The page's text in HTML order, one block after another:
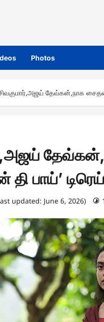
Photos
தேவ்கன்,நாக
தி பாய்’
updated: June 6, 2026)